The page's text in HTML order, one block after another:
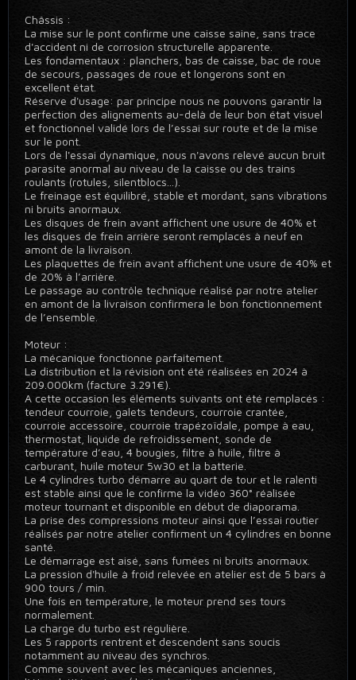
Châssis :
La mise sur le pont confirme une caisse saine, sans trace
d'accident ni de corrosion structurelle apparente.
Les fondamentaux : planchers, bas de caisse, bac de roue
de secours, passages de roue et longerons sont en
excellent état.
Réserve d'usage: par principe nous ne pouvons garantir la
perfection des alignements au-delà de leur bon état visuel
et fonctionnel validé lors de l’essai sur route et de la mise
sur le pont.
Lors de l'essai dynamique, nous n'avons relevé aucun bruit
parasite anormal au niveau de la caisse ou des trains
roulants (rotules, silentblocs...).
Le freinage est équilibré, stable et mordant, sans vibrations
ni bruits anormaux.
Les disques de frein avant affichent une usure de 40% et
les disques de frein arrière seront remplacés à neuf en
amont de la livraison.
Les plaquettes de frein avant affichent une usure de 40% et
de 20% à l’arrière.
Le passage au contrôle technique réalisé par notre atelier
en amont de la livraison confirmera le bon fonctionnement
de l’ensemble.
Moteur :
La mécanique fonctionne parfaitement.
La distribution et la révision ont été réalisées en 2024 à
209.000km (facture 3.291€).
A cette occasion les éléments suivants ont été remplacés :
tendeur courroie, galets tendeurs, courroie crantée,
courroie accessoire, courroie trapézoïdale, pompe à eau,
thermostat, liquide de refroidissement, sonde de
température d’eau, 4 bougies, filtre à huile, filtre à
carburant, huile moteur 5w30 et la batterie.
Le 4 cylindres turbo démarre au quart de tour et le ralenti
est stable ainsi que le confirme la vidéo 360° réalisée
moteur tournant et disponible en début de diaporama.
La prise des compressions moteur ainsi que l’essai routier
réalisés par notre atelier confirment un 4 cylindres en bonne
santé.
Le démarrage est aisé, sans fumées ni bruits anormaux.
La pression d'huile à froid relevée en atelier est de 5 bars à
900 tours / min.
Une fois en température, le moteur prend ses tours
normalement.
La charge du turbo est régulière.
Les 5 rapports rentrent et descendent sans soucis
notamment au niveau des synchros.
Comme souvent avec les mécaniques anciennes,